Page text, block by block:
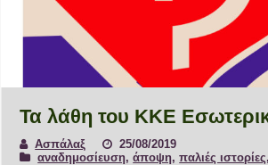
Τα λάθη του ΚΚΕ
Ασπάλαξ
25/08/2019
αναδημοσίευση,άποψη,παλιές ιστορίες